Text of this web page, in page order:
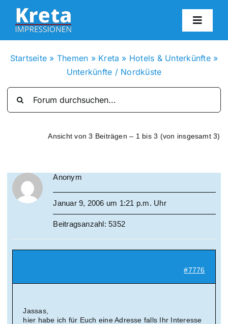
Zum
Inhalt
springen
Suche
Startseite » Themen » Kreta » Hotels & Unterkünfte»
Unterkünfte / Nordküste
Ansicht von 3 Beiträgen – 1 bis 3 (von insgesamt 3)
Anonym
Januar 9, 2006 um 1:21 p.m. Uhr
Beitragsanzahl: 5352
#7776
Jassas,
hier habe ich für Euch eine Adresse falls Ihr Interesse